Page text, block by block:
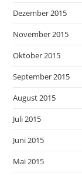
Dezember 2015
November 2015
Oktober 2015
September 2015
August 2015
Juli 2015
Juni 2015
Mai 2015